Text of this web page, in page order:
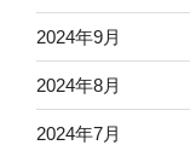
2024年9月
2024年8月
2024年7月